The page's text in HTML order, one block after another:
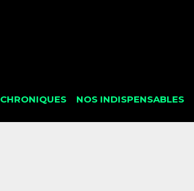
CHRONIQUES NOS INDISPENSABLES